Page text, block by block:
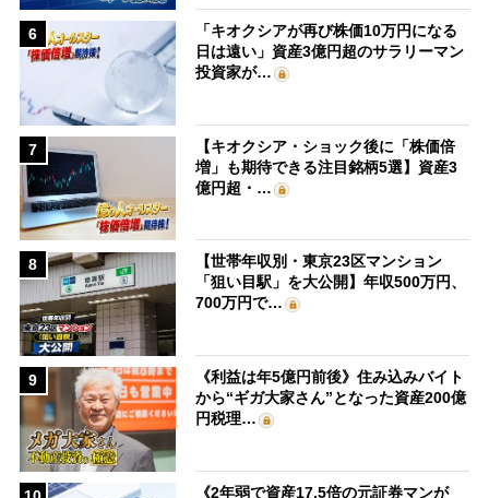
6
「キオクシアが再び株価10万円になる
日は遠い」資産3億円超のサラリーマン
投資家が…
7
【キオクシア・ショック後に「株価倍
増」も期待できる注目銘柄5選】資産3
億円超・…
8
【世帯年収別・東京23区マンション
「狙い目駅」を大公開】年収500万円、
700万円で…
9
《利益は年5億円前後》住み込みバイト
から“ギガ大家さん”となった資産200億
円税理…
《2年弱で資産17.5倍の元証券マンが